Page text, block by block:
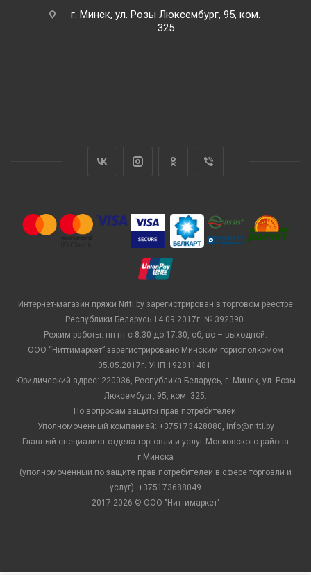
г. Минск, ул. Розы Люксембург, 95, ком.
325
Интернет-магазин пряжи Nitti.by зарегистрирован в торговом реестре
Республики Беларусь 14.09.2017г. № 392390.
Режим работы: пн-пт с 8:30 до 17:30, сб, вс – выходной.
ООО “Ниттимаркет” зарегистрировано Минским горисполкомом
05.05.2017г. УНП 192811481.
Юридический адрес: 220036, Республика Беларусь, г. Минск, ул. Розы
Люксембург, 95, ком. 325.
По вопросам защиты прав потребителей:
Уполномоченный компанией: +375173428080, info@nitti.by
Главный специалист отдела торговли и услуг Московского района
г.Минска
(уполномоченный по защите прав потребителей в сфере торговли и
услуг): +375173688049
2017-2026 © ООО "Ниттимаркет"